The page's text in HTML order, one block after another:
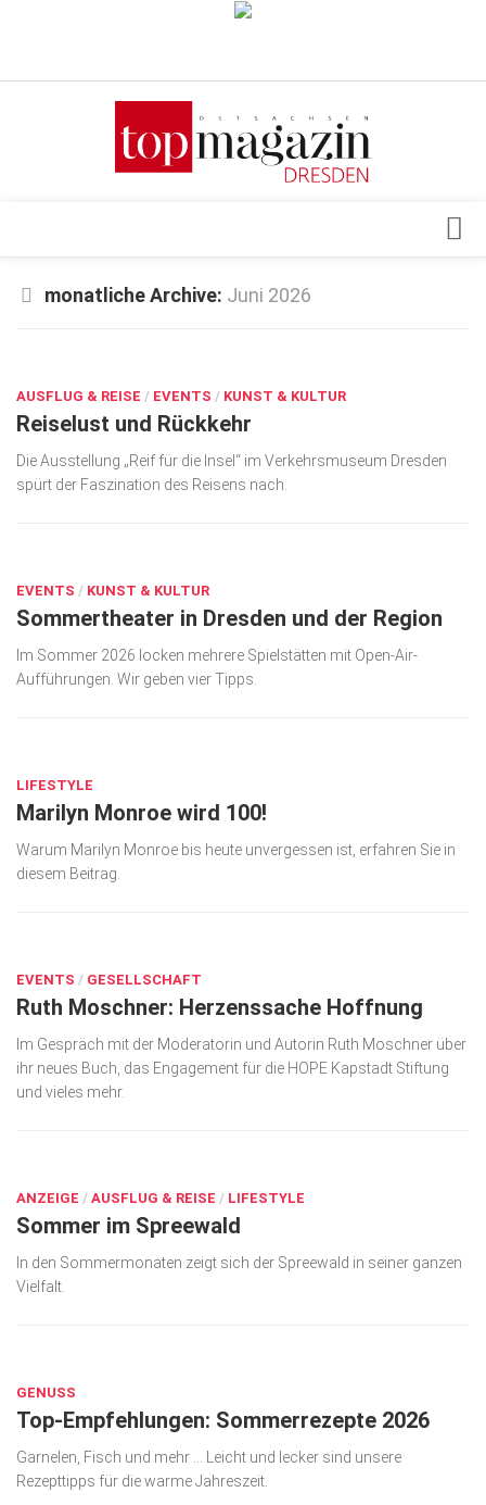
Verkaufsstellen
Top Gesundheitsforum Dresden / Ostsachsen
Geschäft
gesund & schön
Gesellschaft
Ausflug & Reise
Top Branchen
monatliche Archive: Juni 2026
AUSFLUG & REISE / EVENTS / KUNST & KULTUR
Reiselust und Rückkehr
Die Ausstellung „Reif für die Insel“ im Verkehrsmuseum Dresden
spürt der Faszination des Reisens nach.
EVENTS / KUNST & KULTUR
Sommertheater in Dresden und der Region
Im Sommer 2026 locken mehrere Spielstätten mit Open-Air-
Aufführungen. Wir geben vier Tipps.
LIFESTYLE
Marilyn Monroe wird 100!
Warum Marilyn Monroe bis heute unvergessen ist, erfahren Sie in
diesem Beitrag.
EVENTS / GESELLSCHAFT
Ruth Moschner: Herzenssache Hoffnung
Im Gespräch mit der Moderatorin und Autorin Ruth Moschner über
ihr neues Buch, das Engagement für die HOPE Kapstadt Stiftung
und vieles mehr.
ANZEIGE / AUSFLUG & REISE / LIFESTYLE
Sommer im Spreewald
In den Sommermonaten zeigt sich der Spreewald in seiner ganzen
Vielfalt.
GENUSS
Top-Empfehlungen: Sommerrezepte 2026
Garnelen, Fisch und mehr … Leicht und lecker sind unsere
Rezepttipps für die warme Jahreszeit.